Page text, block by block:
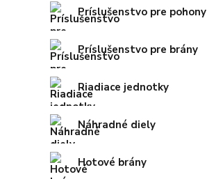
Príslušenstvo pre pohony
Príslušenstvo pre brány
Riadiace jednotky
Náhradné diely
Hotové brány